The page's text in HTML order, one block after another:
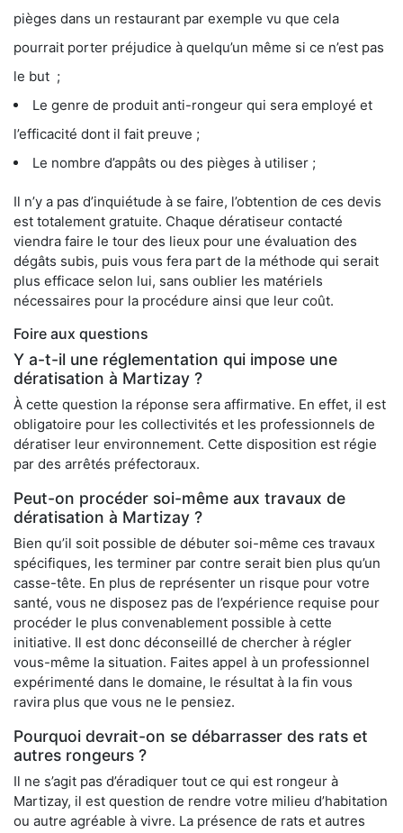
pièges dans un restaurant par exemple vu que cela
pourrait porter préjudice à quelqu’un même si ce n’est pas
le but ;
Le genre de produit anti-rongeur qui sera employé et
l’efficacité dont il fait preuve ;
Le nombre d’appâts ou des pièges à utiliser ;
Il n’y a pas d’inquiétude à se faire, l’obtention de ces devis
est totalement gratuite. Chaque dératiseur contacté
viendra faire le tour des lieux pour une évaluation des
dégâts subis, puis vous fera part de la méthode qui serait
plus efficace selon lui, sans oublier les matériels
nécessaires pour la procédure ainsi que leur coût.
Foire aux questions
Y a-t-il une réglementation qui impose une
dératisation à Martizay ?
À cette question la réponse sera affirmative. En effet, il est
obligatoire pour les collectivités et les professionnels de
dératiser leur environnement. Cette disposition est régie
par des arrêtés préfectoraux.
Peut-on procéder soi-même aux travaux de
dératisation à Martizay ?
Bien qu’il soit possible de débuter soi-même ces travaux
spécifiques, les terminer par contre serait bien plus qu’un
casse-tête. En plus de représenter un risque pour votre
santé, vous ne disposez pas de l’expérience requise pour
procéder le plus convenablement possible à cette
initiative. Il est donc déconseillé de chercher à régler
vous-même la situation. Faites appel à un professionnel
expérimenté dans le domaine, le résultat à la fin vous
ravira plus que vous ne le pensiez.
Pourquoi devrait-on se débarrasser des rats et
autres rongeurs ?
Il ne s’agit pas d’éradiquer tout ce qui est rongeur à
Martizay, il est question de rendre votre milieu d’habitation
ou autre agréable à vivre. La présence de rats et autres